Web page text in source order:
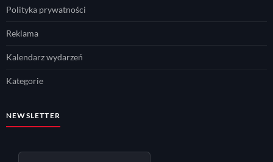
Polityka prywatności
Reklama
Kalendarz wydarzeń
Kategorie
NEWSLETTER